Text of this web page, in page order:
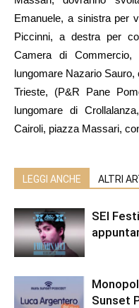
Emanuele, a sinistra per
Piccinni, a destra per
Camera di Commercio,
lungomare Nazario
Trieste, (P&R Pane
lungomare di
Cairoli, piazza Massari,
LEGGI ANCHE ALTRI
SEI
Sunset